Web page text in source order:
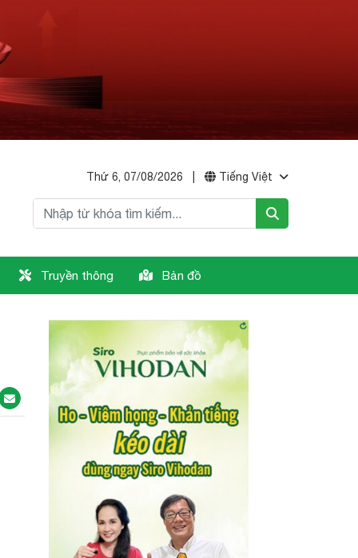
Thứ 6, 07/08/2026 Tiếng Việt
Truyền thông Bản đồ